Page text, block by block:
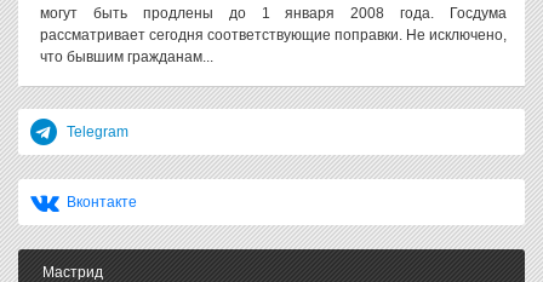
могут быть продлены до 1 января 2008 года. Госдума
рассматривает сегодня соответствующие поправки. Не исключено,
что бывшим гражданам...
Telegram
Вконтакте
Мастрид